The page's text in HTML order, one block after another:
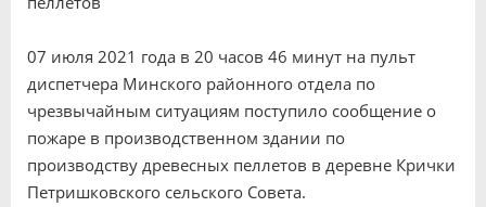
07 июля 2021 года в 20 часов 46 минут на пульт
диспетчера Минского районного отдела по
чрезвычайным ситуациям поступило сообщение о
пожаре в производственном здании по
производству древесных пеллетов в деревне Крички
Петришковского сельского Совета.